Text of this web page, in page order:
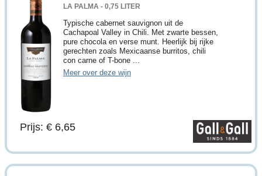
LA PALMA - 0,75 LITER
Typische cabernet sauvignon uit de
Cachapoal Valley in Chili. Met zwarte bessen,
pure chocola en verse munt. Heerlijk bij rijke
gerechten zoals Mexicaanse burritos, chili
con carne of T-bone ...
Meer over deze wijn
Prijs: € 6,65